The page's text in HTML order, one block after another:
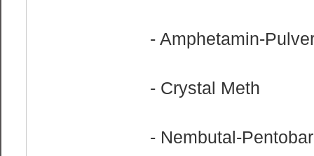
- Amphetamin-
- Crystal Meth
- Nembutal-